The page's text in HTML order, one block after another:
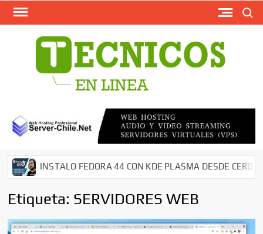
Saltar
en
INSTALO FEDORA 44 CON KDE PLASMA DESDE CERO EN MI
Etiqueta: SERVIDORES WEB